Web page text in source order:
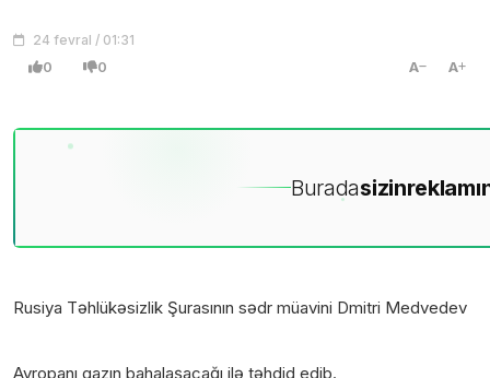
24 fevral / 01:31
0 0 A A
Buradasizin
Rusiya Təhlükəsizlik Şurasının sədr müavini Dmitri Medvedev
Avropanı qazın bahalaşacağı ilə təhdid edib.